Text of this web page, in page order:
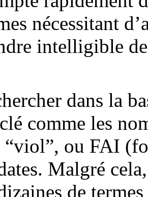
nécessitant
intelligible
dans la
comme les
“viol”, ou FAI
Malgré
de